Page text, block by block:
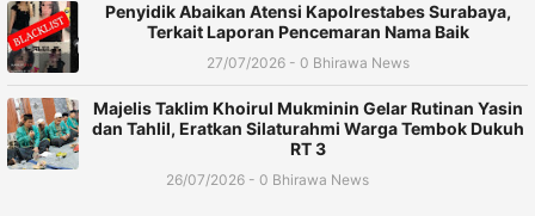
Penyidik Abaikan Atensi Kapolrestabes Surabaya,
Terkait Laporan Pencemaran Nama Baik
27/07/2026 - 0 Bhirawa News
Majelis Taklim Khoirul Mukminin Gelar Rutinan Yasin
dan Tahlil, Eratkan Silaturahmi Warga Tembok Dukuh
RT 3
26/07/2026 - 0 Bhirawa News